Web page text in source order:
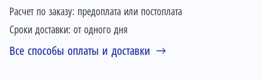
Расчет по заказу: предоплата или постоплата
Сроки доставки: от одного дня
Все способы оплаты и доставки